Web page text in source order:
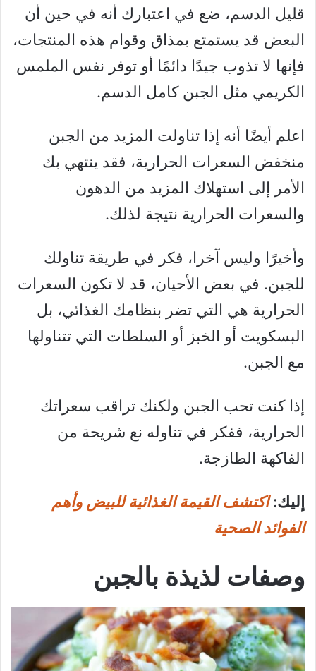
قليل الدسم، ضع في اعتبارك أنه في حين أن
البعض قد يستمتع بمذاق وقوام هذه المنتجات،
فإنها لا تذوب جيدًا دائمًا أو توفر نفس الملمس
الكريمي مثل الجبن كامل الدسم.
اعلم أيضًا أنه إذا تناولت المزيد من الجبن
منخفض السعرات الحرارية، فقد ينتهي بك
الأمر إلى استهلاك المزيد من الدهون
والسعرات الحرارية نتيجة لذلك.
وأخيرًا وليس آخرا، فكر في طريقة تناولك
للجبن. في بعض الأحيان، قد لا تكون السعرات
الحرارية هي التي تضر بنظامك الغذائي، بل
البسكويت أو الخبز أو السلطات التي تتناولها
مع الجبن.
إذا كنت تحب الجبن ولكنك تراقب سعراتك
الحرارية، ففكر في تناوله نع شريحة من
الفاكهة الطازجة.
إليك: اكتشف القيمة الغذائية للبيض وأهم
الفوائد الصحية
وصفات لذيذة بالجبن